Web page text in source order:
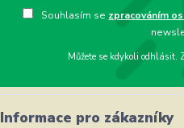
Souhlasím se zpracováním
Můžete se kdykoli odhlásit.
Informace pro zákazníky